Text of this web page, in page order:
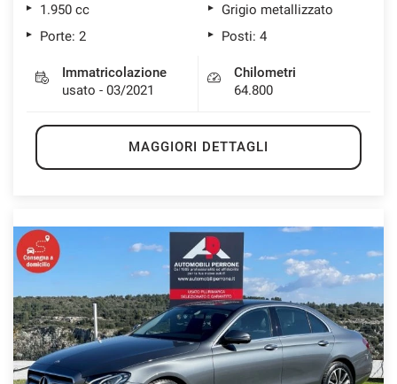
1.950 cc
Grigio metallizzato
Porte: 2
Posti: 4
Immatricolazione
usato - 03/2021
Chilometri
64.800
MAGGIORI DETTAGLI